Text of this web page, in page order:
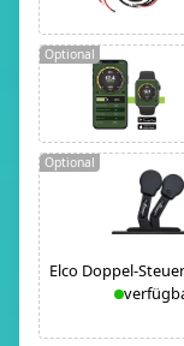
Optional
Elco Doppel-
Optional